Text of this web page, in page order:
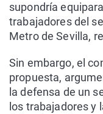
supondría
trabajadores del
Metro de Sevilla,
Sin embargo, el
propuesta,
la defensa de un
los trabajadores y